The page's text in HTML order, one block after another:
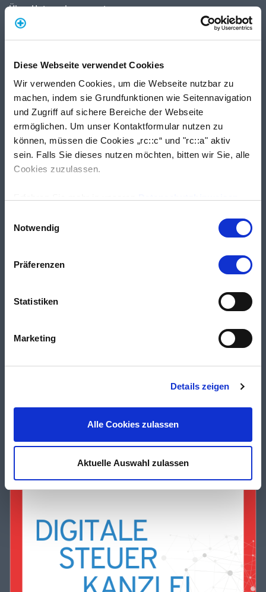
Diese Webseite verwendet Cookies
Wir verwenden Cookies, um die Webseite nutzbar zu
machen, indem sie Grundfunktionen wie Seitennavigation
und Zugriff auf sichere Bereiche der Webseite
ermöglichen. Um unser Kontaktformular nutzen zu
können, müssen die Cookies „rc::c“ und "rc::a" aktiv
sein. Falls Sie dieses nutzen möchten, bitten wir Sie, alle
Cookies zuzulassen.
Notwendig
Präferenzen
Statistiken
Marketing
Details zeigen
Alle Cookies zulassen
Aktuelle Auswahl zulassen
Über Unternehmerwerte
Impressum
LEISTUNGEN
Unternehmensberatung
Steuerberatung
Landwirtschaftliche Buchstelle
NEWS
Beiträge
Wussten Sie schon…?